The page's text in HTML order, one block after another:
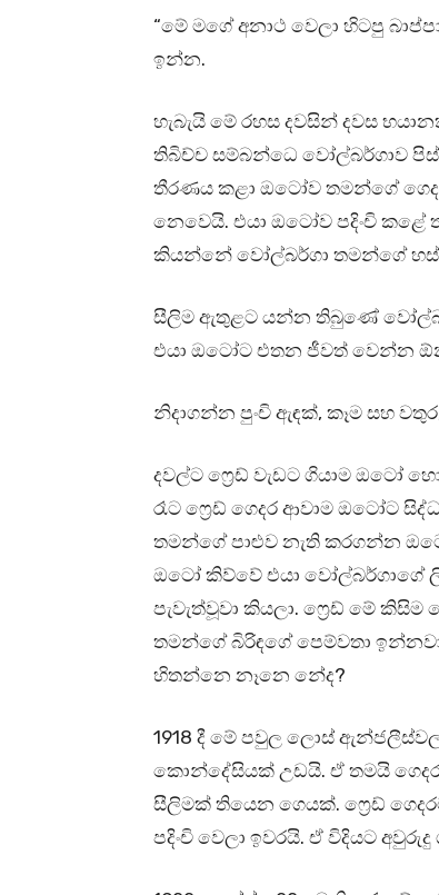
“මේ මගේ අනාථ වෙලා හිටපු
ඉන්න.
හැබැයි මේ රහස දවසින් දවස
තිබිච්ච සම්බන්ධෙ වෝල්බර්ගාව
තීරණය කළා ඔටෝව තමන්ගේ
නෙවෙයි. එයා ඔටෝව පදිංචි කළේ
කියන්නේ වෝල්බර්ගා තමන්ගේ
සීලිම ඇතුළට යන්න තිබුණේ
එයා ඔටෝට එතන ජීවත් වෙන්න
නිදාගන්න පුංචි ඇඳක්, කෑම සහ
දවල්ට ෆ්‍රෙඩ් වැඩට ගියාම ඔටෝ
රෑට ෆ්‍රෙඩ් ගෙදර ආවාම ඔටෝට
තමන්ගේ පාළුව නැති කරගන්න
ඔටෝ කිව්වේ එයා වෝල්බර්ගාගේ
පැවැත්වූවා කියලා. ෆ්‍රෙඩ් මේ
තමන්ගේ බිරිඳගේ පෙම්වතා
හිතන්නෙ නෑනෙ නේද?
1918 දී මේ පවුල ලොස්
කොන්දේසියක් උඩයි. ඒ තමයි
සීලිමක් තියෙන ගෙයක්. ෆ්‍රෙඩ්
පදිංචි වෙලා ඉවරයි. ඒ විදියට